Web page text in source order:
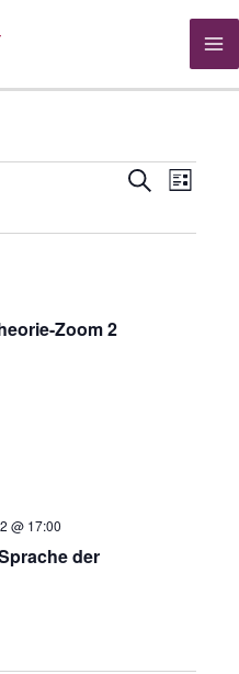
Suche
Liste
Zoom 2
der
@ 17:00